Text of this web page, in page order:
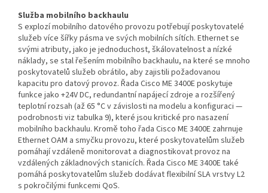
Služba mobilního backhaulu
S explozí mobilního datového provozu potřebují poskytovatelé
služeb více šířky pásma ve svých mobilních sítích. Ethernet se
svými atributy, jako je jednoduchost, škálovatelnost a nízké
náklady, se stal řešením mobilního backhaulu, na které se mnoho
poskytovatelů služeb obrátilo, aby zajistili požadovanou
kapacitu pro datový provoz. Řada Cisco ME 3400E poskytuje
funkce jako +24V DC, redundantní napájecí zdroje a rozšířený
teplotní rozsah (až 65 °C v závislosti na modelu a konfiguraci —
podrobnosti viz tabulka 9), které jsou kritické pro nasazení
mobilního backhaulu. Kromě toho řada Cisco ME 3400E zahrnuje
Ethernet OAM a smyčku provozu, které poskytovatelům služeb
pomáhají vzdáleně monitorovat a diagnostikovat provoz na
vzdálených základnových stanicích. Řada Cisco ME 3400E také
pomáhá poskytovatelům služeb dodávat flexibilní SLA vrstvy L2
s pokročilými funkcemi QoS.